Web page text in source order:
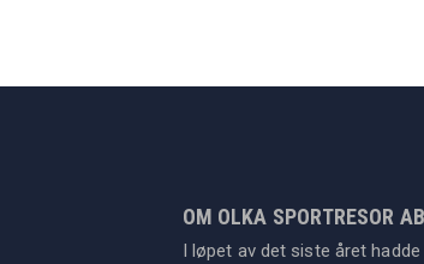
OM OLKA SPORTRESOR AB
I løpet av det siste året